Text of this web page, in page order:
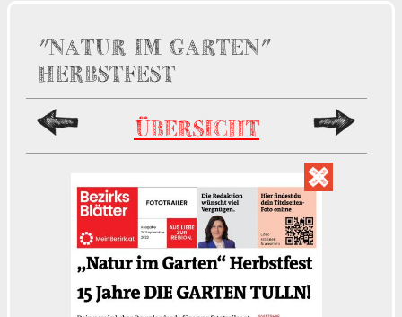
"NATUR IM GARTEN"
HERBSTFEST
ÜBERSICHT